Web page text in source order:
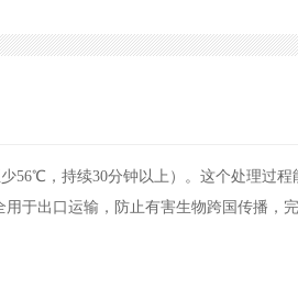
56℃，持续30分钟以上）。这个处理过程
于出口运输，防止有害生物跨国传播，